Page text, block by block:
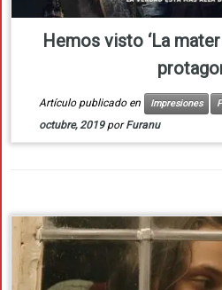
Hemos visto ‘La
Artículo publicado en Impresiones
octubre, 2019 porFuranu